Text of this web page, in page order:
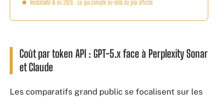
Rentabilité IA en 2026 : ce qui compte au-delà du prix affiché
Coût par token API : GPT-5.x face à Perplexity Sonar
et Claude
Les comparatifs grand public se focalisent sur les